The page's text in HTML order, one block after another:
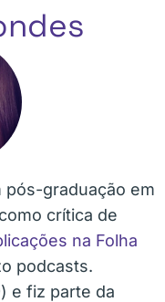
pós-graduação em
crítica de
na Folha
podcasts.
e fiz parte da